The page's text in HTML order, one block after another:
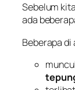
Sebelum
ada
Beberapa di